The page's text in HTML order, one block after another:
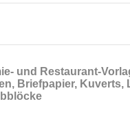
und Restaurant-
Briefpapier, Kuverts,